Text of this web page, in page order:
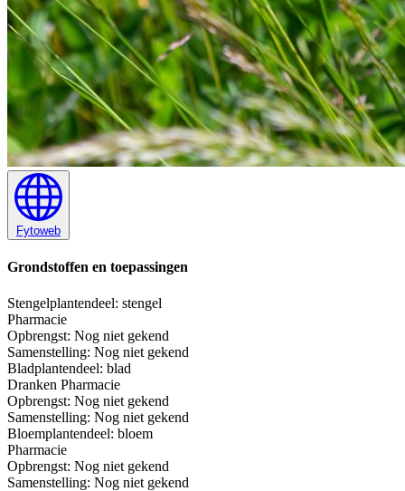
Fytoweb
Grondstoffen en toepassingen
Stengelplantendeel: stengel
Pharmacie
Opbrengst: Nog niet gekend
Samenstelling: Nog niet gekend
Bladplantendeel: blad
Dranken Pharmacie
Opbrengst: Nog niet gekend
Samenstelling: Nog niet gekend
Bloemplantendeel: bloem
Pharmacie
Opbrengst: Nog niet gekend
Samenstelling: Nog niet gekend